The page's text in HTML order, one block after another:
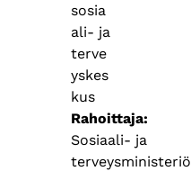
sosia
ali- ja
terve
yskes
kus
Rahoittaja
Sosiaali- ja
terveysministeriö